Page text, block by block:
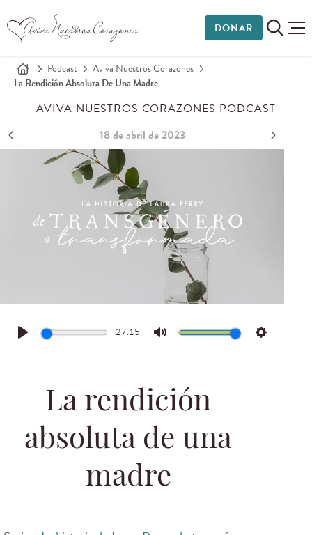
DONAR
Podcast
Aviva Nuestros Corazones
La Rendición Absoluta De Una Madre
AVIVA NUESTROS CORAZONES PODCAST
18 de abril de 2023
Play
27:15
Mute Settings
La rendición
absoluta de una
madre